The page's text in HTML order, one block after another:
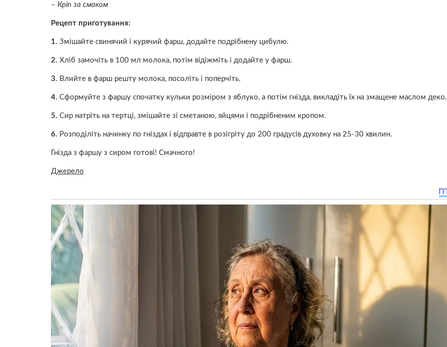
– Кріп за смаком
Рецепт приготування:
1. Змішайте свинячий і курячий фарш, додайте подрібнену цибулю.
2. Хліб замочіть в 100 мл молока, потім відіжміть і додайте у фарш.
3. Влийте в фарш решту молока, посоліть і поперчіть.
4. Сформуйте з фаршу спочатку кульки розміром з яблуко, а потім гнізда, викладіть їх на змащене маслом деко.
5. Сир натріть на тертці, змішайте зі сметаною, яйцями і подрібненим кропом.
6. Розподіліть начинку по гніздах і відправте в розігріту до 200 градусів духовку на 25-30 хвилин.
Гнізда з фаршу з сиром готові! Смачного!
Джерело